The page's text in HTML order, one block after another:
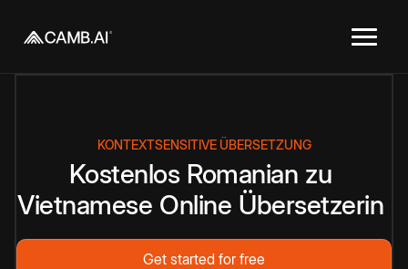
KONTEXTSENSITIVE ÜBERSETZUNG
Kostenlos Romanian zu
Vietnamese Online Übersetzerin
Get started for free